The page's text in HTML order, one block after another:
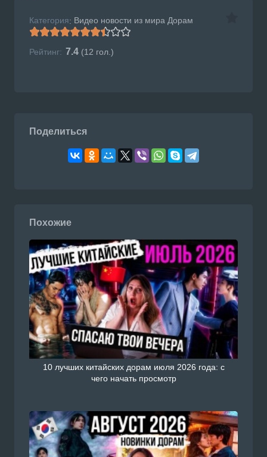
Категория: Видео новости из мира Дорам
Рейтинг: 7.4 (12 гол.)
Поделиться
Похожие
10 лучших китайских дорам июля 2026 года: с
чего начать просмотр